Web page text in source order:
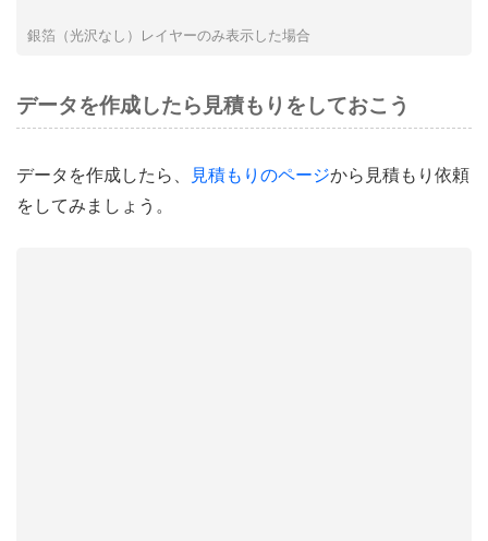
銀箔（光沢なし）レイヤーのみ表示した場合
データを作成したら見積もりをしておこう
データを作成したら、 見積もりのページから見積もり依頼
をしてみましょう。